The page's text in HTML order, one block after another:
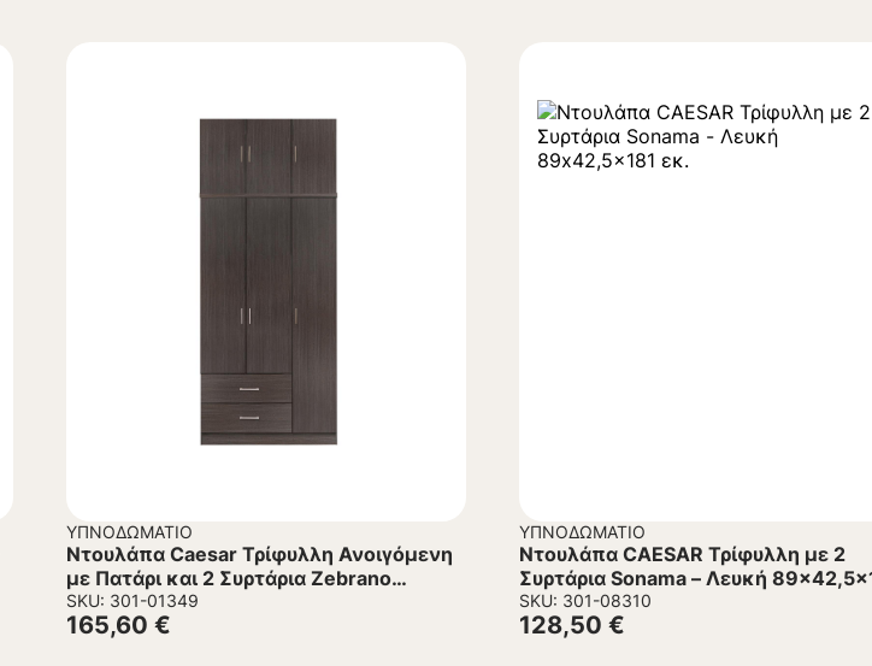
ΥΠΝΟΔΩΜΆΤΙΟ
Ντουλάπα Caesar Τρίφυλλη Ανοιγόμενη
με Πατάρι και 2 Συρτάρια Zebrano
90x42x241 εκ.
SKU: 301-01349
165,60 €
ΥΠΝΟΔΩΜΆΤΙΟ
Ντουλάπα CAESAR Τρίφυλλη με 2
Συρτάρια Sonama – Λευκή
εκ.
SKU: 301-08310
128,50 €